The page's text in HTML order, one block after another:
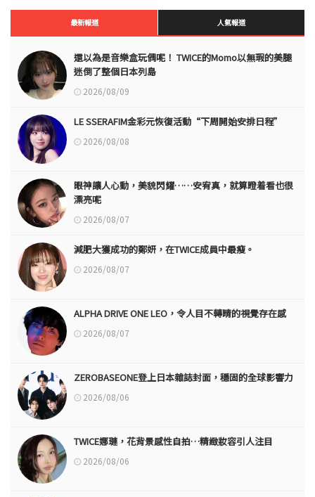
最新報道 人氣報道
還以為是音樂盒玩偶呢！ TWICE的Momo以無瑕的美腿
迷倒了整個日本列島
2026/08/09
LE SSERAFIM金彩元恢復活動“下周開始安排日程”
2026/08/08
眼神讓人心動，美貌閃耀……安宥真，就算瞪着看也很
漂亮呢
2026/08/07
減肥大獲成功的鄭妍，在TWICE成員中最瘦。
2026/08/07
ALPHA DRIVE ONE LEO，令人目不轉睛的視覺存在感
2026/08/07
ZEROBASEONE登上日本雜誌封面，穩固的全球影響力
2026/08/06
TWICE娜璉，花背景感性自拍…精緻妝容引人注目
2026/08/06